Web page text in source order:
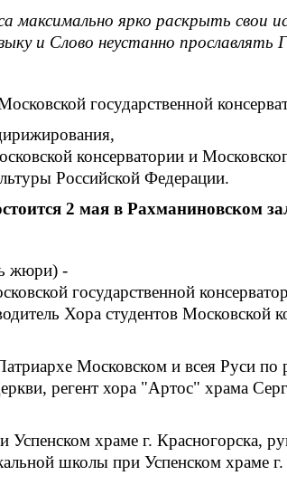
максимально ярко раскрыть свои
и Слово неустанно прославлять
государственной
консерватории и
Российской Федерации.
2 мая в Рахманиновском
жюри) -
государственной
Хора студентов Московской
Московском и всея Руси по
регент хора "Артос" храма
храме г. Красногорска,
школы при Успенском храме